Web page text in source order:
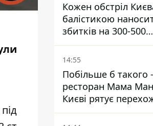
Кожен обстріл
балістикою
збитків на 300-500
мільйонів - Петро
Пантелеєв
14:55
Побільше б такого -
ресторан Мама
Києві рятує
спеки